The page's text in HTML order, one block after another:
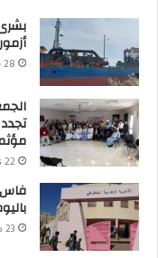
28 سبتمبر، 2022
22 نوفمبر، 2022
فاس
23 ديسمبر، 2021